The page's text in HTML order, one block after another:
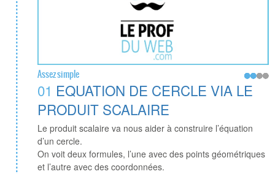
Assez simple
01 EQUATION DE CERCLE VIA LE
PRODUIT SCALAIRE
Le produit scalaire va nous aider à construire l’équation
d’un cercle.
On voit deux formules, l’une avec des points géométriques
et l’autre avec des coordonnées.